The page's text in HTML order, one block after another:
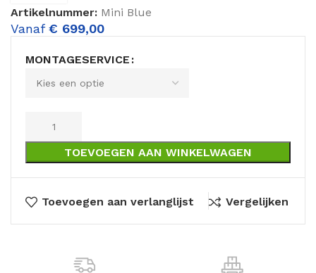
Artikelnummer: Mini Blue
Vanaf € 699,00
MONTAGESERVICE
TOEVOEGEN AAN WINKELWAGEN
Toevoegen aan verlanglijst Vergelijken